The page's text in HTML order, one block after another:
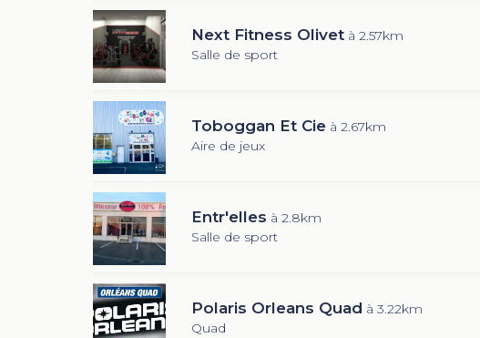
Next Fitness Olivet à 2.57km
Salle de sport
Toboggan Et Cie à 2.67km
Aire de jeux
Entr'elles à 2.8km
Salle de sport
Polaris Orleans Quad à 3.22km
Quad